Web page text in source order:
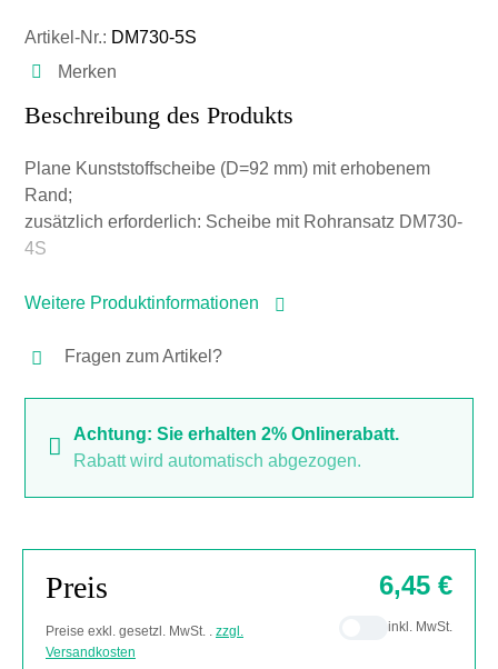
Artikel-Nr.: DM730-5S
Merken
Beschreibung des Produkts
Plane Kunststoffscheibe (D=92 mm) mit erhobenem
Rand;
zusätzlich erforderlich: Scheibe mit Rohransatz DM730-
4S
Weitere Produktinformationen
Fragen zum Artikel?
Achtung: Sie erhalten 2% Onlinerabatt.
Rabatt wird automatisch abgezogen.
Preis
Preise exkl. gesetzl. MwSt. . zzgl.
Versandkosten
6,45 €
inkl. MwSt.